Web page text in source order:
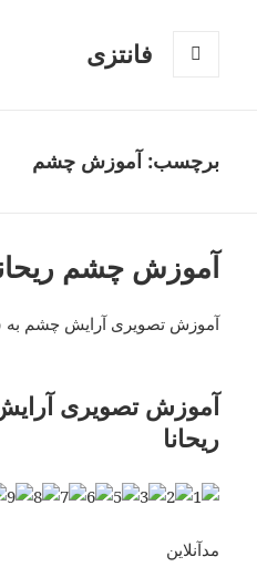
فانتزی
برچسب: آموزش چشم
آموزش چشم
آموزش تصویری آرایش چشم به
آموزش تصویری
ریحانا
مدآنلاین